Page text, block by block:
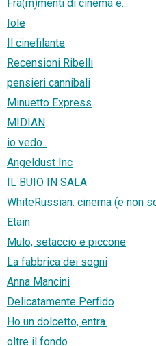
Fra(m)menti di cinema e...
Iole
Il cinefilante
Recensioni Ribelli
pensieri cannibali
Minuetto Express
MIDIAN
io vedo..
Angeldust Inc
IL BUIO IN SALA
WhiteRussian: cinema (e non
Etain
Mulo, setaccio e piccone
La fabbrica dei sogni
Anna Mancini
Delicatamente Perfido
Ho un dolcetto, entra.
oltre il fondo